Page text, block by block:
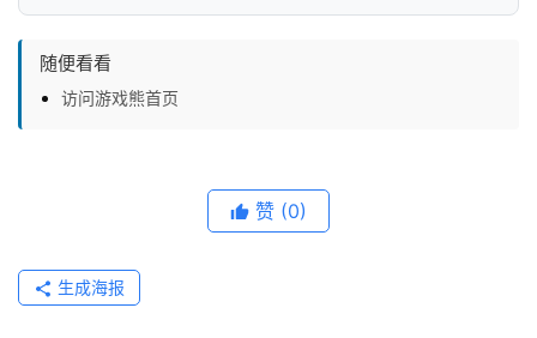
随便看看
访问游戏熊首页
赞 (0)
生成海报